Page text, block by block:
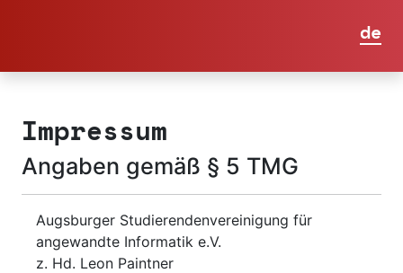
de
Impressum
Angaben gemäß § 5 TMG
Augsburger Studierendenvereinigung für
angewandte Informatik e.V.
z. Hd. Leon Paintner